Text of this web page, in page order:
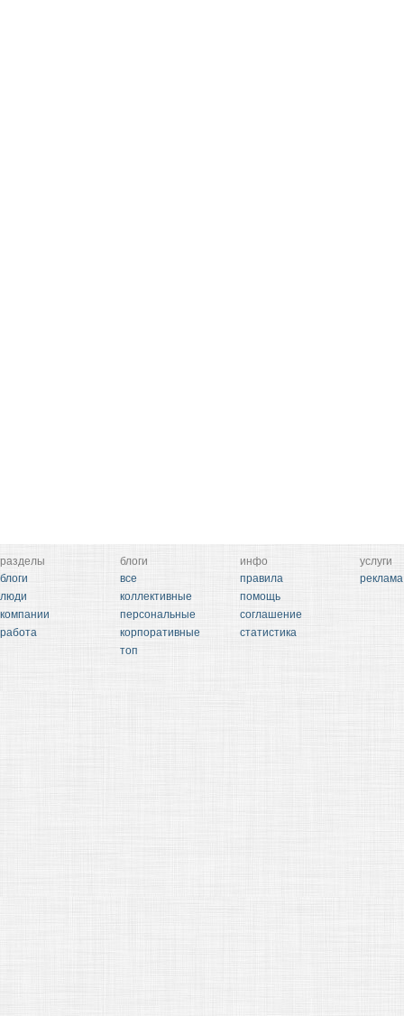
разделы
блоги
люди
компании
работа
блоги
все
коллективные
персональные
корпоративные
топ
инфо
правила
помощь
соглашение
статистика
услуги
реклама